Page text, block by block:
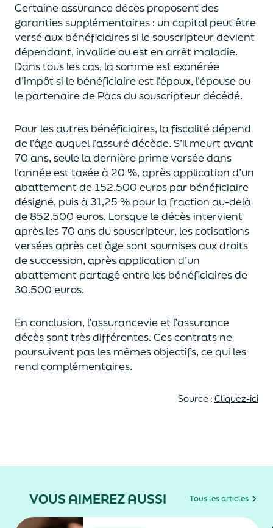
Certaine assurance décès proposentdes
garanties supplémentaires : un capitalpeut être
versé aux bénéficiaires si le souscripteur devient
dépendant, invalide ouest en arrêt maladie.
Dans tous les cas, la somme est exonérée
d’impôt si le bénéficiaire est l’époux, l’épouse ou
le partenaire de Pacsdu souscripteur décédé.
Pour les autres bénéficiaires, la fiscalité dépend
de l’âgeauquell’assuré décède. S’il meurt avant
70 ans, seule la dernière prime versée dans
l’année esttaxée à 20 %, après application d’un
abattement de 152.500 euros par bénéficiaire
désigné, puis à 31,25 % pour la fraction au-delà
de852.500 euros. Lorsque le décès intervient
après les 70 ans du souscripteur, les cotisations
versées après cet âge sont soumises aux droits
de succession, après application d’un
abattement partagé entre les bénéficiaires de
30.500 euros.
En conclusion, l’assurancevie et l’assurance
décès sont très différentes. Ces contrats ne
poursuivent pas les mêmes objectifs, ce qui les
rend complémentaires.
Source : Cliquez-ici
VOUS AIMEREZ AUSSI Tous les articles